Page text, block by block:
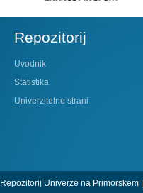
Repozitorij
Uvodnik
Statistika
Univerzitetne strani
Repozitorij Univerze na Primorskem |